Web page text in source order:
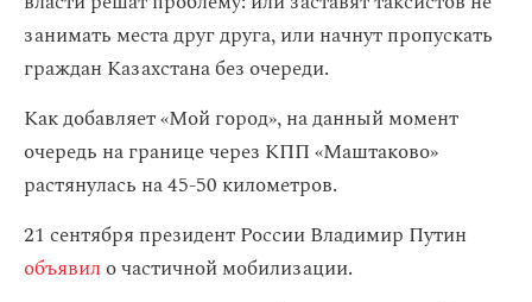
занимать места друг друга, или начнут пропускать
граждан Казахстана без очереди.
Как добавляет «Мой город», на данный момент
очередь на границе через КПП «Маштаково»
растянулась на 45-50 километров.
21 сентября президент России Владимир Путин
объявил о частичной мобилизации.